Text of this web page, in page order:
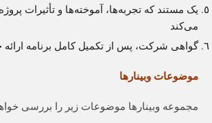
یک مستند که تجربه‌ها، آموخته‌ها و تأثیرات
می‌کند
گواهی شرکت، پس از تکمیل کامل برنامه
موضوعات وبینارها
مجموعه وبینارها موضوعات زیر را بررسی